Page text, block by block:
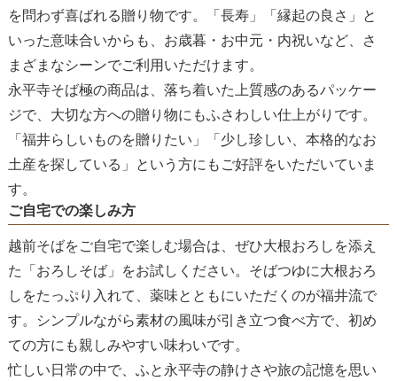
を問わず喜ばれる贈り物です。「長寿」「縁起の良さ」と
いった意味合いからも、お歳暮・お中元・内祝いなど、さ
まざまなシーンでご利用いただけます。
永平寺そば極の商品は、 落ち着いた上質感のあるパッケー
ジで、大切な方への贈り物にもふさわしい仕上がりです。
「福井らしいものを贈りたい」「少し珍しい、本格的なお
土産を探している」という方にもご好評をいただいていま
す。
ご自宅での楽しみ方
越前そばをご自宅で楽しむ場合は、ぜひ大根おろし を添え
た「おろしそば」をお試しください。そばつゆに大根おろ
しをたっぷり入れて、薬味とともにいただくのが福井流で
す。シンプルながら素材の風味が引き立つ食べ方で、初め
ての方にも親しみやすい味わいです。
忙しい日常の中で、ふと永平寺の静けさや旅の記憶を思い